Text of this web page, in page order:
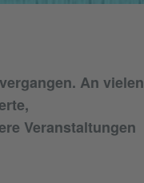
An vielen
Veranstaltungen